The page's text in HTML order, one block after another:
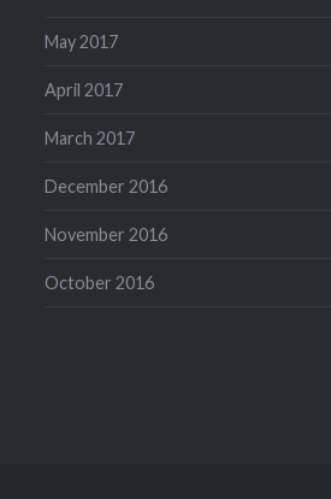
May 2017
April 2017
March 2017
December 2016
November 2016
October 2016